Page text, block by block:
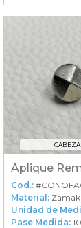
Cod.:
Material: Zamak
Unidad de
Pase Medida: